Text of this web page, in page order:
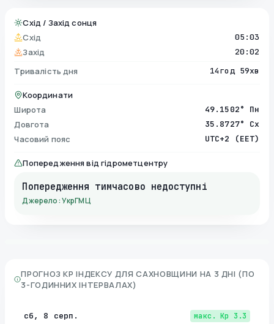
Схід / Захід сонця
Схід
05:03
Захід 20:02
Тривалість дня 14год 59хв
Координати
Широта
49.1502° Пн
Довгота 35.8727° Сх
Часовий пояс UTC+2 (EET)
Попередження від гідрометцентру
Попередження тимчасово недоступні
Джерело: УкрГМЦ
ПРОГНОЗ KP ІНДЕКСУ ДЛЯ САХНОВЩИНИ НА 3 ДНІ (ПО
3-ГОДИННИХ ІНТЕРВАЛАХ)
сб, 8 серп. макс. Kp 3.3